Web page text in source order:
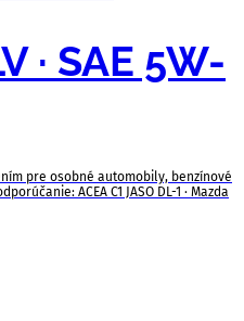
· SAE 5W-
pre osobné automobily, benzínové
ACEA C1 JASO DL-1 · Mazda